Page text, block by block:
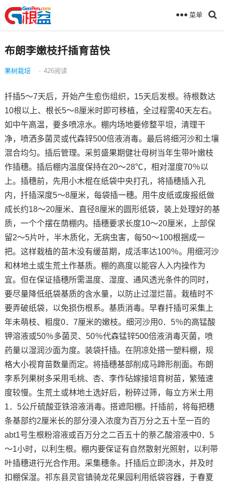
菜单
布朗李嫩枝扦插育苗快
果树栽培 · 426阅读
扦插5～7天后，开始产生愈伤组织，15天后发根。待根数达
10根以上、根长5～8厘米时即可移植，全过程需40天左右。
如中午高温，要多喷凉水。棚内场地要修整平坦，清理干
净，喷洒多菌灵或代森锌500倍液消毒。最后将细河沙和土壤
混合均匀。插后管理。采剪盛果期健壮母树当年生带叶嫩枝
作插穗。插后棚内温度保持在20～28℃，相对湿度70％以
上。插穗前，先用小木棍在纸袋中央打孔，将插穗插入孔
内，扦插深度5～8厘米，每袋插一穗。用牛皮纸或废报纸做
成长约18～20厘米、直径8厘米的圆形纸袋，装上处理好的基
质，一个个摆在荫棚内。插穗要求长度10～20厘米，上部保
留2～5片叶，半木质化，无病虫害，每50～100根捆成一
把。这样栽植的苗木没有缓苗期，成活率达100％。用细河沙
和林地土或生荒土作基质。棚的高度以能容人入内操作为
宜。但在保证插穗所需温度、湿度、通风透光条件的同时，
要尽量降低纸袋基质的含水量，以防止过湿烂苗。栽植时不
要弄破纸袋，以免损伤根系。基质消毒。早春扦插可采集上
年未萌枝、粗度0．7厘米的嫩枝。细河沙用0．5％的高锰酸
钾溶液或50％多菌灵、50％代森锰锌500倍液消毒灭菌，喷
药量以湿润沙面为度。装袋扦插。在阴凉处搭一塑料棚，规
格大小视育苗数量而定。将插穗基部削成马蹄形削面。布朗
李系列果树多采用毛桃、杏、李作砧嫁接培育树苗，繁殖速
度较慢。生荒土或林地土选好后，粉碎过筛，每立方米土用
1．5公斤硫酸亚铁溶液消毒。搭遮阳棚。扦插前，将每把穗
条基部约2厘米长的部分浸入浓度为百万分之五十至一百的
abt1号生根粉溶液或百万分之二百五十的萘乙酸溶液中0．5
～1小时，以利生根。棚内要保证有自然散射光照射，以利带
叶插穗进行光合作用。采集穗条。扦插后立即浇水，并及时
扣棚保湿。祁东县灵官镇骑龙花果园利用纸袋容器，于春夏